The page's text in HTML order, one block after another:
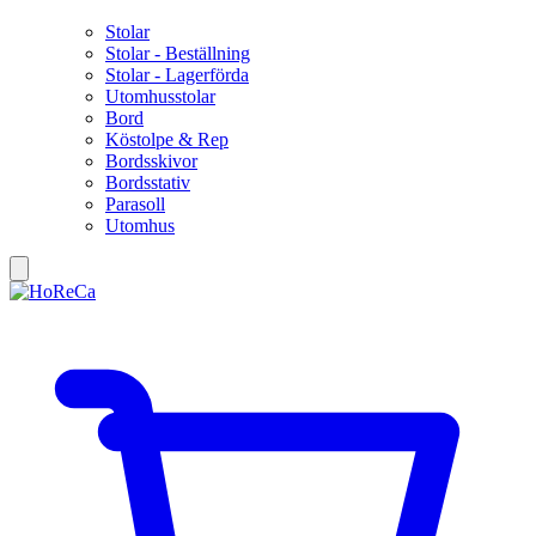
Stolar
Stolar - Beställning
Stolar - Lagerförda
Utomhusstolar
Bord
Köstolpe & Rep
Bordsskivor
Bordsstativ
Parasoll
Utomhus